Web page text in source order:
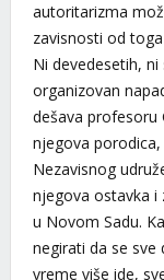
autoritarizma
zavisnosti od
Ni devedesetih,
organizovan
dešava profesoru
njegova
Nezavisnog
njegova ostavka
u Novom Sadu.
negirati da se sve
vreme više ide,